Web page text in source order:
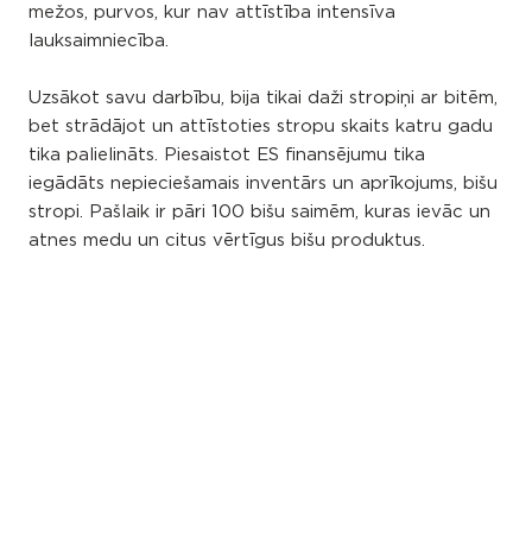
mežos, purvos, kur nav attīstība intensīva
lauksaimniecība.
Uzsākot savu darbību, bija tikai daži stropiņi ar bitēm,
bet strādājot un attīstoties stropu skaits katru gadu
tika palielināts. Piesaistot ES finansējumu tika
iegādāts nepieciešamais inventārs un aprīkojums, bišu
stropi. Pašlaik ir pāri 100 bišu saimēm, kuras ievāc un
atnes medu un citus vērtīgus bišu produktus.